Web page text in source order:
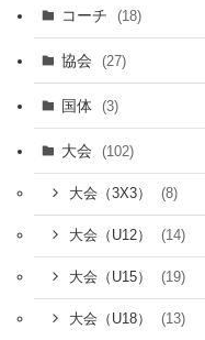
コーチ (18)
協会 (27)
国体 (3)
大会 (102)
大会（3X3） (8)
大会（U12） (14)
大会（U15） (19)
大会（U18） (13)